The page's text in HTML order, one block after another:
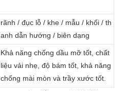
rãnh / đục lỗ / khe / mẫu / khối / th
anh dẫn hướng / biên dạng
Khả năng chống dầu mỡ tốt, chất
liệu vải nhẹ, độ bám tốt, khả năng
chống mài mòn và trầy xước tốt.